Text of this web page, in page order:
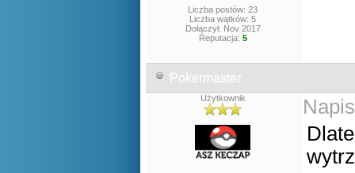
Liczba postów: 23
Liczba wątków: 5
Dołączył: Nov 2017
Reputacja: 5
Pokermaster
Użytkownik